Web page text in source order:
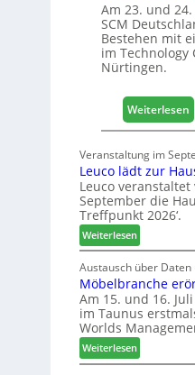
+
H
o
2
0
8
Am 23. und
SCM
Bestehen mit
im Technology
Nürtingen.
Weiterlesen:
4
J
a
h
C
D
e
u
s
Veranstaltung im
Leuco lädt zur
Leuco veranstaltet
September die
Treffpunkt 2026‘.
Weiterlesen:
L
e
u
c
o
l
ä
d
Austausch über
Möbelbranche
Am 15. und 16.
im Taunus
Worlds
Weiterlesen:
M